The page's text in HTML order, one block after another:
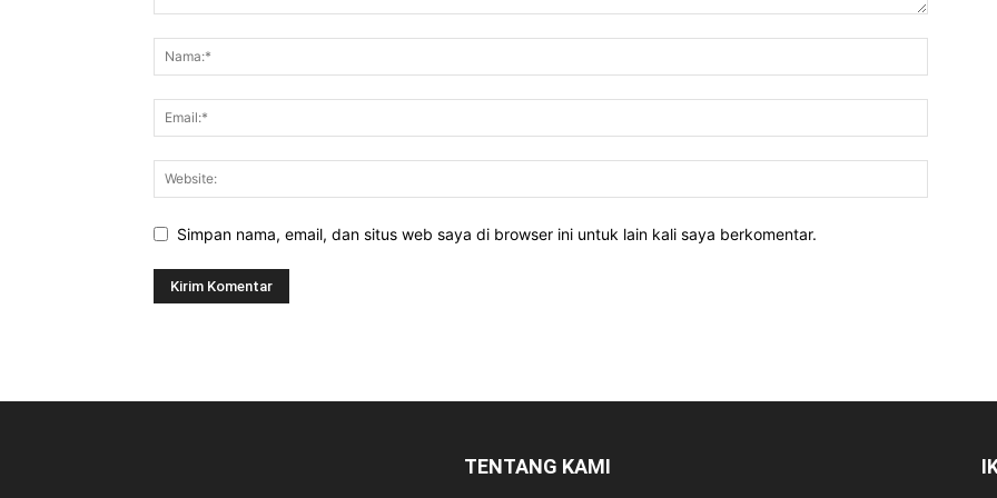
Simpan nama, email, dan situs web saya di browser ini untuk lain kali saya berkomentar.
TENTANG KAMI